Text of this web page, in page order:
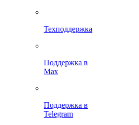
Техподдержка
Поддержка в
Max
Поддержка в
Telegram